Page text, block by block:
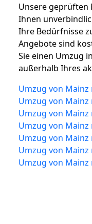
Unsere geprüften
Ihnen
Ihre Bedürfnisse
Angebote sind
Sie einen Umzug
außerhalb Ihres
Umzug von
Umzug von
Umzug von Mainz
Umzug von Mainz
Umzug von
Umzug von Mainz
Umzug von Mainz